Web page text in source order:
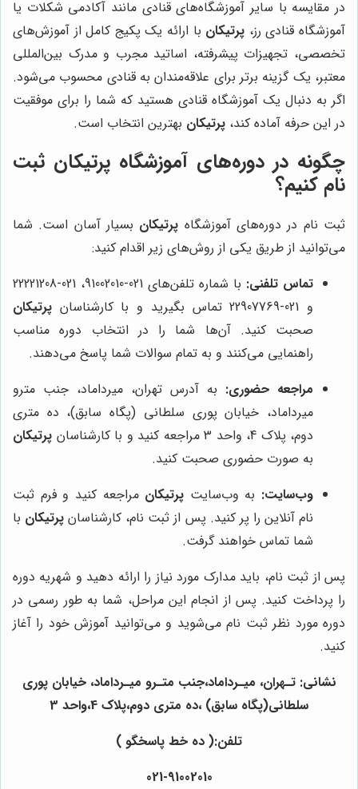
در مقایسه با سایر آموزشگاه‌های قنادی مانند آکادمی شکلات یا
آموزشگاه قنادی رز، پرتیکان با ارائه یک پکیج کامل از آموزش‌های
تخصصی، تجهیزات پیشرفته، اساتید مجرب و مدرک بین‌المللی
معتبر، یک گزینه برتر برای علاقه‌مندان به قنادی محسوب می‌شود.
اگر به دنبال یک آموزشگاه قنادی هستید که شما را برای موفقیت
در این حرفه آماده کند، پرتیکان بهترین انتخاب است.
چگونه در دوره‌های آموزشگاه پرتیکان ثبت
نام کنیم؟
ثبت نام در دوره‌های آموزشگاه پرتیکان بسیار آسان است. شما
می‌توانید از طریق یکی از روش‌های زیر اقدام کنید:
تماس تلفنی:
با شماره تلفن‌های 021-91002010، 021-22221208
و 021-22907769 تماس بگیرید و با کارشناسان
پرتیکان
صحبت کنید. آن‌ها شما را در انتخاب دوره مناسب
راهنمایی می‌کنند و به تمام سوالات شما پاسخ می‌دهند.
مراجعه حضوری: به آدرس تهران، میرداماد، جنب مترو
میرداماد، خیابان پوری سلطانی (پگاه سابق)، ده متری
دوم، پلاک 4، واحد 3 مراجعه کنید و با کارشناسان
پرتیکان
به صورت حضوری صحبت کنید.
وب‌سایت: به وب‌سایت پرتیکان مراجعه کنید و فرم ثبت
نام آنلاین را پر کنید. پس از ثبت نام، کارشناسان پرتیکان با
شما تماس خواهند گرفت.
پس از ثبت نام، باید مدارک مورد نیاز را ارائه دهید و شهریه دوره
را پرداخت کنید. پس از انجام این مراحل، شما به طور رسمی در
دوره مورد نظر ثبت نام می‌شوید و می‌توانید آموزش خود را آغاز
کنید.
نشانی: تـهران، میـرداماد،جنب متـرو میـرداماد، خیابان پوری
سلطانی(پگاه سابق) ،ده متری دوم،پلاک 4،واحد 3
تلفن:( ده خط پاسخگو )
021-91002010